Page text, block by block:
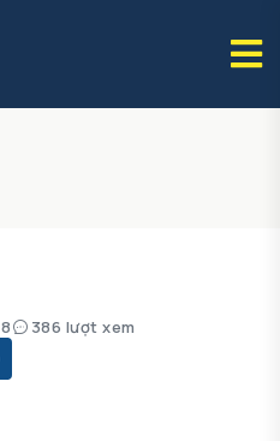
386 lượt xem